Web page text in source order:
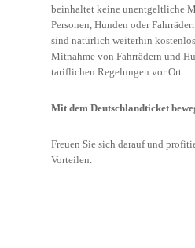
beinhaltet keine unentgeltliche
Personen, Hunden oder
sind natürlich weiterhin
Mitnahme von Fahrrädern und
tariflichen Regelungen vor Ort.
Mit dem Deutschlandticket
Freuen Sie sich darauf und
Vorteilen.